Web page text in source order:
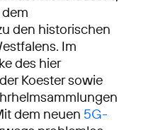
den historischen
Im
des hier
Koester sowie
dem neuen 5G-